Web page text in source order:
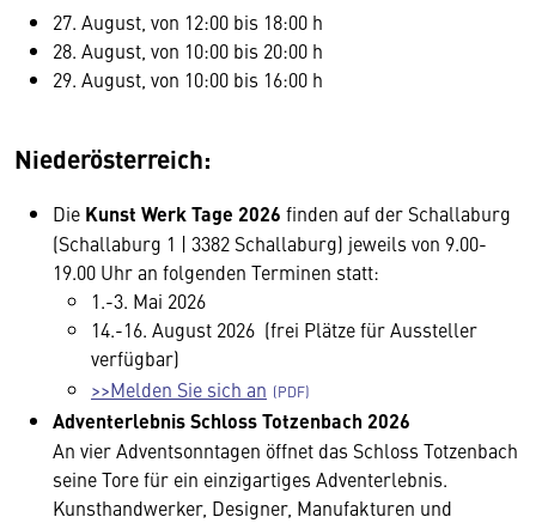
27. August, von 12:00 bis 18:00 h
28. August, von 10:00 bis 20:00 h
29. August, von 10:00 bis 16:00 h
Niederösterreich:
Die Kunst Werk Tage 2026 finden auf der Schallaburg
(Schallaburg 1 | 3382 Schallaburg) jeweils von 9.00-
19.00 Uhr an folgenden Terminen statt:
1.-3. Mai 2026
14.-16. August 2026 (frei Plätze für Aussteller
verfügbar)
>>Melden Sie sich an
Adventerlebnis Schloss Totzenbach 2026
An vier Adventsonntagen öffnet das Schloss Totzenbach
seine Tore für ein einzigartiges Adventerlebnis.
Kunsthandwerker, Designer, Manufakturen und